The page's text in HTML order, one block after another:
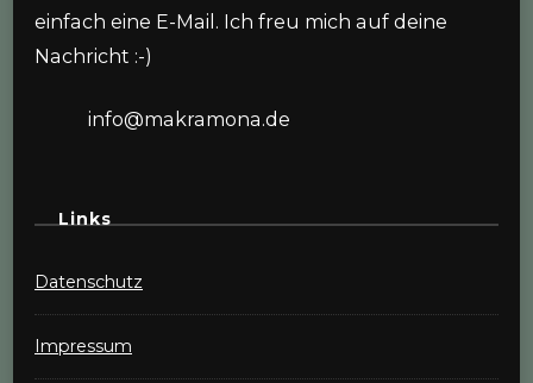
einfach eine E-Mail. Ich freu mich auf deine
Nachricht :-)
info@makramona.de
Links
Datenschutz
Impressum